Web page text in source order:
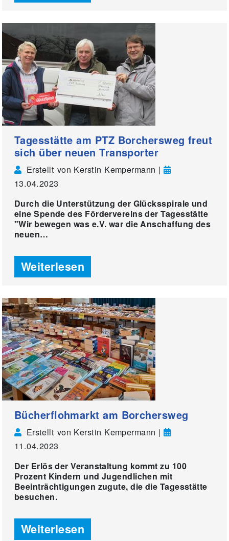
Tagesstätte am PTZ Borchersweg freut
sich über neuen Transporter
Erstellt von Kerstin Kempermann |
13.04.2023
Durch die Unterstützung der Glücksspirale und
eine Spende des Fördervereins der Tagesstätte
"Wir bewegen was e.V. war die Anschaffung des
neuen…
Weiterlesen
Bücherflohmarkt am Borchersweg
Erstellt von Kerstin Kempermann |
11.04.2023
Der Erlös der Veranstaltung kommt zu 100
Prozent Kindern und Jugendlichen mit
Beeinträchtigungen zugute, die die Tagesstätte
besuchen.
Weiterlesen